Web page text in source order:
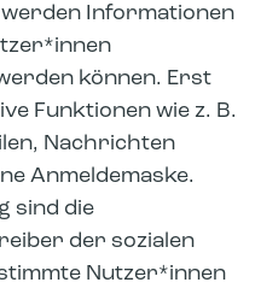
Informationen
können. Erst
Funktionen wie z. B.
Nachrichten
Anmeldemaske.
sind die
der sozialen
Nutzer*innen